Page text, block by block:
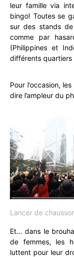
leur famille via
bingo! Toutes se
sur des stands
comme par
(Philippines et
différents quartiers
Pour l’occasion,
dire l’ampleur du
Lancer de
Et… dans le
de femmes, les
luttent pour leur